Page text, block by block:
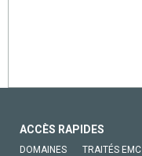
ACCÈS RAPIDES
DOMAINES TRAITÉS EMC